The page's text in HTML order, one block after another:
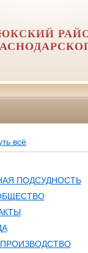
всё
ПОДСУДНОСТЬ